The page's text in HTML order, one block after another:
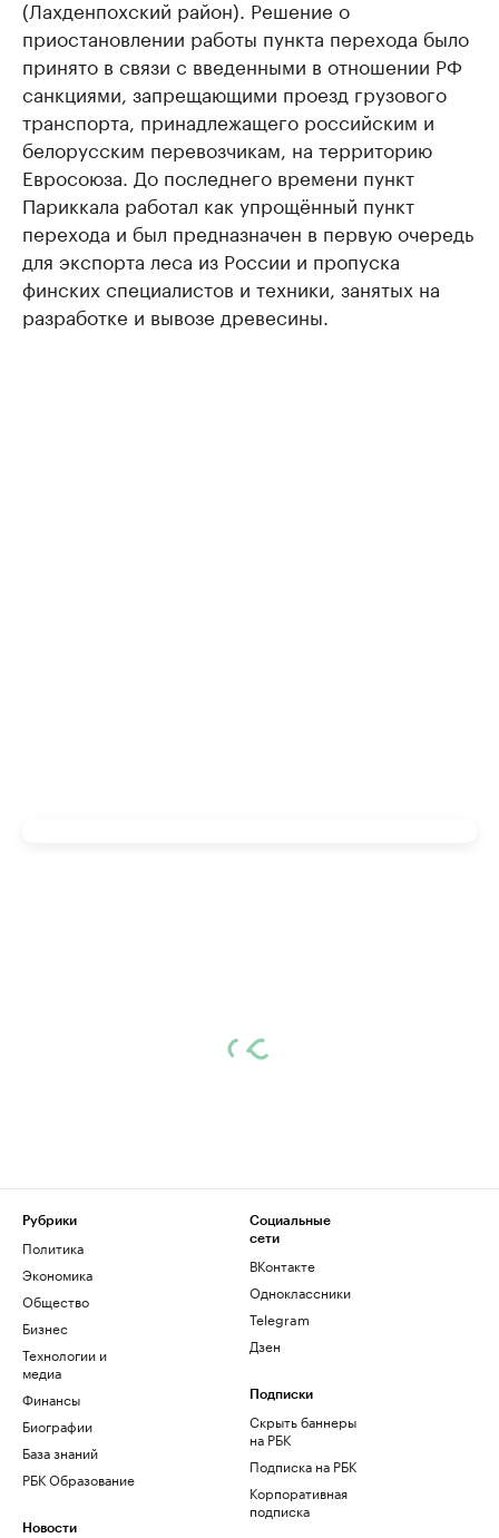
(Лахденпохский район). Решение о
приостановлении работы пункта перехода было
принято в связи с введенными в отношении РФ
санкциями, запрещающими проезд грузового
транспорта, принадлежащего российским и
белорусским перевозчикам, на территорию
Евросоюза. До последнего времени пункт
Париккала работал как упрощённый пункт
перехода и был предназначен в первую очередь
для экспорта леса из России и пропуска
финских специалистов и техники, занятых на
разработке и вывозе древесины.
Рубрики
Политика
Экономика
Общество
Бизнес
Технологии и
медиа
Финансы
Биографии
База знаний
РБК Образование
Новости
Социальные
сети
ВКонтакте
Одноклассники
Telegram
Дзен
Подписки
Скрыть баннеры
на РБК
Подписка на РБК
Корпоративная
подписка